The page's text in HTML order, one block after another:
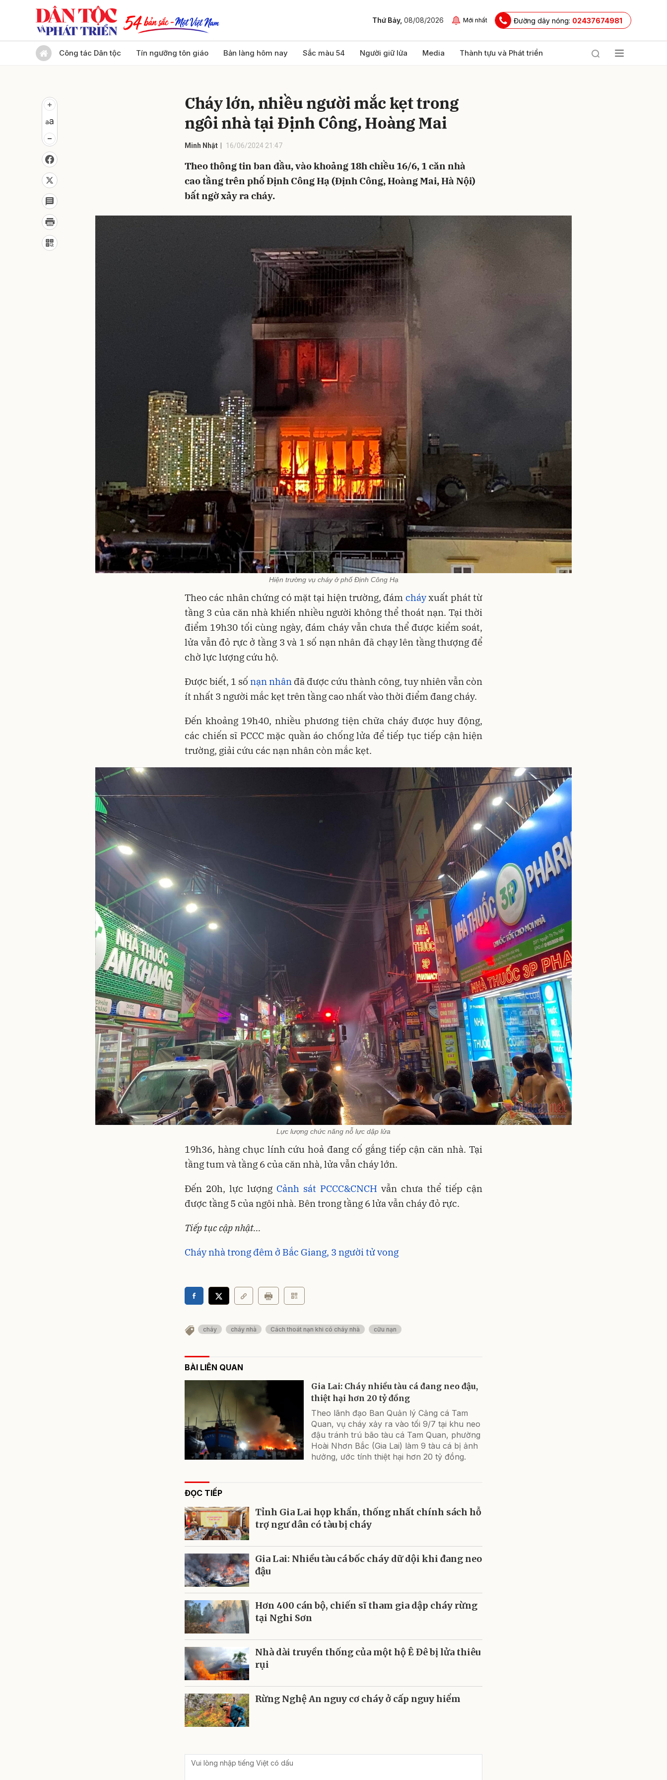
Thứ Bảy, 08/08/2026 Mới nhất Đường dây nóng: 02437674981
Công tác Dân tộc Tín ngưỡng tôn giáo Bản làng hôm nay Sắc màu 54 Người giữ lửa Media Thành tựu và Phát triển
Cháy lớn, nhiều người mắc kẹt trong
ngôi nhà tại Định Công, Hoàng Mai
Minh Nhật 16/06/2024 21:47
Theo thông tin ban đầu, vào khoảng 18h chiều 16/6, 1 căn nhà
cao tầng trên phố Định Công Hạ (Định Công, Hoàng Mai, Hà Nội)
bất ngờ xảy ra cháy.
Hiện trường vụ cháy ở phố Định Công Hạ
Theo các nhân chứng có mặt tại hiện trường, đám cháyxuất phát từ
tầng 3 của căn nhà khiến nhiều người không thể thoát nạn. Tại thời
điểm 19h30 tối cùng ngày, đám cháy vẫn chưa thể được kiểm soát,
lửa vẫn đỏ rực ở tầng 3 và 1 số nạn nhân đã chạy lên tầng thượng để
chờ lực lượng cứu hộ.
Được biết, 1 số nạn nhân đã được cứu thành công, tuy nhiên vẫn còn
ít nhất 3 người mắc kẹt trên tầng cao nhất vào thời điểm đang cháy.
Đến khoảng 19h40, nhiều phương tiện chữa cháy được huy động,
các chiến sĩ PCCC mặc quần áo chống lửa để tiếp tục tiếp cận hiện
trường, giải cứu các nạn nhân còn mắc kẹt.
Lực lượng chức năng nỗ lực dập lửa
19h36, hàng chục lính cứu hoả đang cố gắng tiếp cận căn nhà. Tại
tầng tum và tầng 6 của căn nhà, lửa vẫn cháy lớn.
Đến 20h, lực lượng Cảnh sát PCCC&CNCH vẫn chưa thể tiếp cận
được tầng 5 của ngôi nhà. Bên trong tầng 6 lửa vẫn cháy đỏ rực.
Tiếp tục cập nhật...
Cháy nhà trong đêm ở Bắc Giang, 3 người tử vong
cháy cháy nhà Cách thoát nạn khi có cháy nhà cữu nạn
BÀI LIÊN QUAN
Gia Lai: Cháy nhiều tàu cá đang neo đậu,
thiệt hại hơn 20 tỷ đồng
Theo lãnh đạo Ban Quản lý Cảng cá Tam
Quan, vụ cháy xảy ra vào tối 9/7 tại khu neo
đậu tránh trú bão tàu cá Tam Quan, phường
Hoài Nhơn Bắc (Gia Lai) làm 9 tàu cá bị ảnh
hưởng, ước tính thiệt hại hơn 20 tỷ đồng.
ĐỌC TIẾP
Tỉnh Gia Lai họp khẩn, thống nhất chính sách hỗ
trợ ngư dân có tàu bị cháy
Gia Lai: Nhiều tàu cá bốc cháy dữ dội khi đang neo
đậu
Hơn 400 cán bộ, chiến sĩ tham gia dập cháy rừng
tại Nghi Sơn
Nhà dài truyền thống của một hộ Ê Đê bị lửa thiêu
rụi
Rừng Nghệ An nguy cơ cháy ở cấp nguy hiểm
Gửi bình luận
Hủy Gửi